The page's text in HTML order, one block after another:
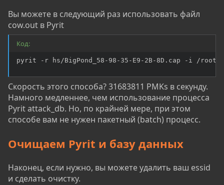
Вы можете в следующий раз использовать файл
cow.out в Pyrit
Код:
pyrit -r hs/BigPond_58-98-35-E9-2B-8D.cap -i /root/
Скорость этого способа? 31683811 PMKs в секунду.
Намного медленнее, чем использование процесса
Pyrit attack_db. Но, по крайней мере, при этом
способе вам не нужен пакетный (batch) процесс.
Очищаем Pyrit и базу данных
Наконец, если нужно, вы можете удалить ваш essid
и сделать очистку.